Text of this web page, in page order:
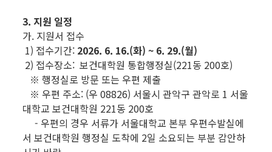
3. 지원 일정
가. 지원서 접수
1) 접수기간: 2026. 6. 16.(화) ~ 6. 29.(월)
2) 접수장소: 보건대학원 통합행정실(221동 200호)
※ 행정실로 방문 또는 우편 제출
※ 우편 주소: (우 08826) 서울시 관악구 관악로 1 서울
대학교 보건대학원 221동 200호
- 우편의 경우 서류가 서울대학교 본부 우편수발실에
서 보건대학원 행정실 도착에 2일 소요되는 부분 감안하